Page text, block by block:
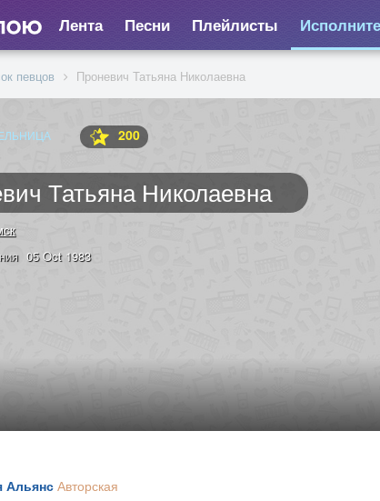
Лента Песни Плейлисты
певцов Проневич Татьяна Николаевна
200
Татьяна Николаевна
05 Oct 1983
АльянсАвторская